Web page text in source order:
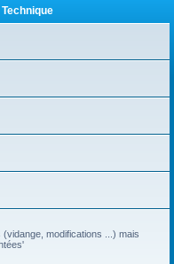
modifications ...) mais